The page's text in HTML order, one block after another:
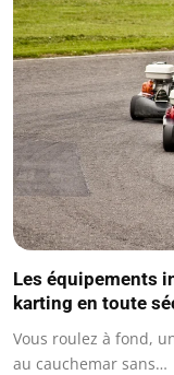
Les équipements
karting en toute
Vous roulez à fond,
au cauchemar sans…